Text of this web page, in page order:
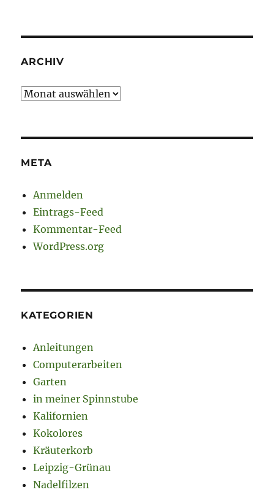
ARCHIV
Archiv
META
Anmelden
Eintrags-Feed
Kommentar-Feed
WordPress.org
KATEGORIEN
Anleitungen
Computerarbeiten
Garten
in meiner Spinnstube
Kalifornien
Kokolores
Kräuterkorb
Leipzig-Grünau
Nadelfilzen